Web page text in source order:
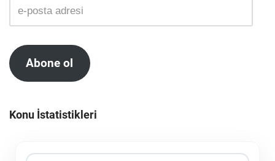
Abone ol
Konu İstatistikleri